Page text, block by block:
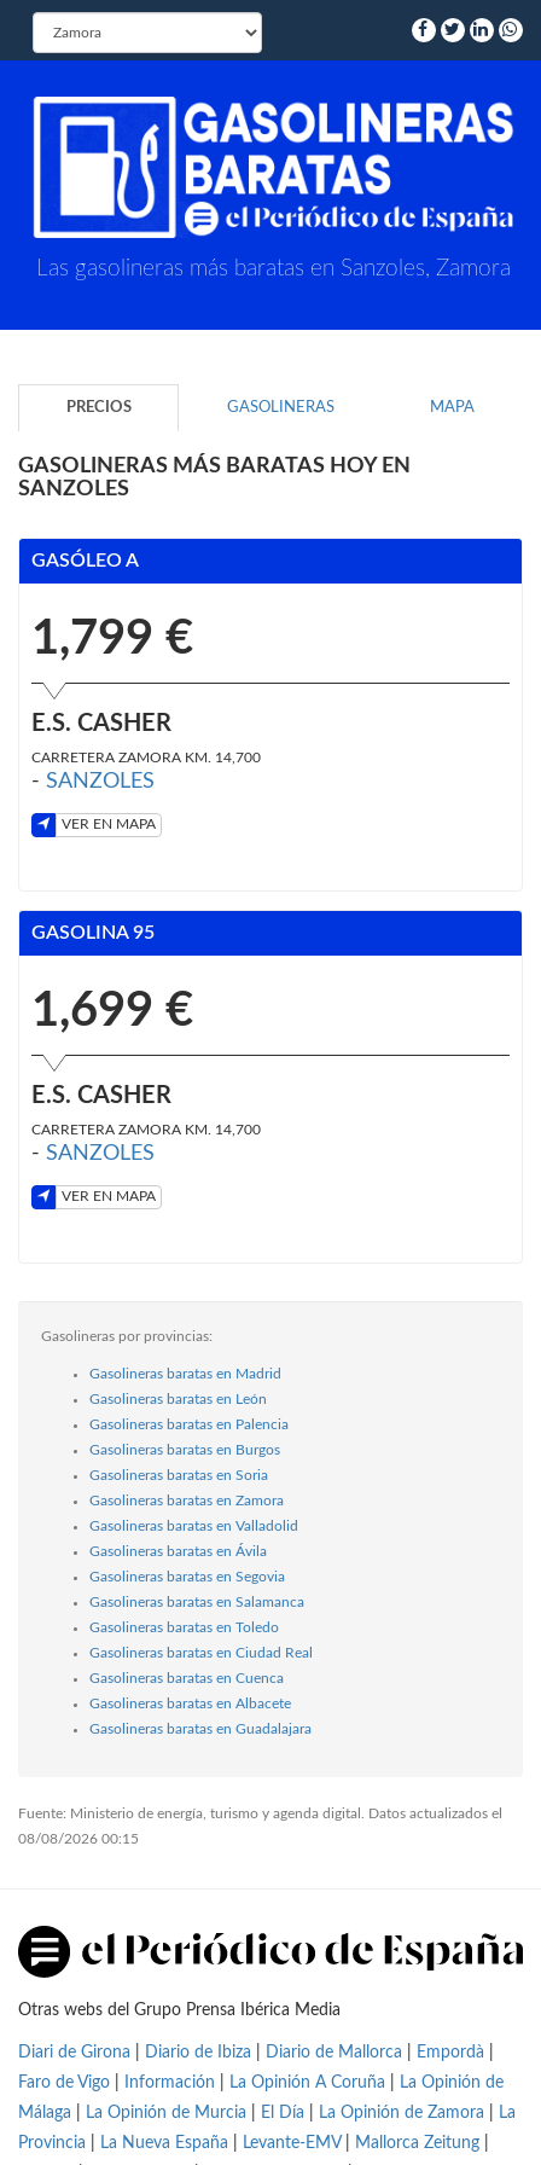
Las gasolineras más baratas en Sanzoles, Zamora
PRECIOS GASOLINERAS MAPA
GASOLINERAS MÁS BARATAS HOY EN
SANZOLES
GASÓLEO A
1,799 €
E.S. CASHER
CARRETERA ZAMORA KM. 14,700
- SANZOLES
VER EN MAPA
GASOLINA 95
1,699 €
E.S. CASHER
CARRETERA ZAMORA KM. 14,700
- SANZOLES
VER EN MAPA
Gasolineras por provincias:
Gasolineras baratas en Madrid
Gasolineras baratas en León
Gasolineras baratas en Palencia
Gasolineras baratas en Burgos
Gasolineras baratas en Soria
Gasolineras baratas en Zamora
Gasolineras baratas en Valladolid
Gasolineras baratas en Ávila
Gasolineras baratas en Segovia
Gasolineras baratas en Salamanca
Gasolineras baratas en Toledo
Gasolineras baratas en Ciudad Real
Gasolineras baratas en Cuenca
Gasolineras baratas en Albacete
Gasolineras baratas en Guadalajara
Fuente: Ministerio de energía, turismo y agenda digital. Datos actualizados el
08/08/2026 00:15
Otras webs del Grupo Prensa Ibérica Media
Diari de Girona Diario de Ibiza Diario de Mallorca Empordà
Faro de Vigo
Información La Opinión A Coruña
La Opinión de
Málaga
La Opinión de Murcia El Día La Opinión de Zamora
La
Provincia
La Nueva España Levante-EMV| Mallorca Zeitung